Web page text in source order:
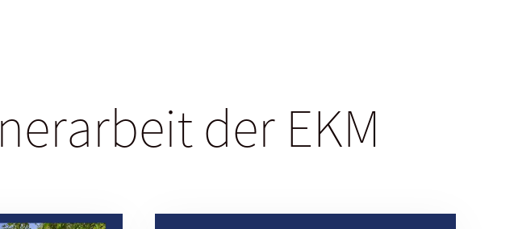
der EKM